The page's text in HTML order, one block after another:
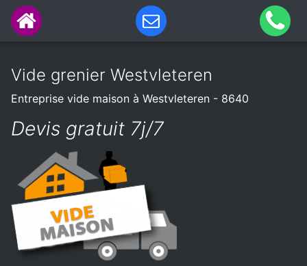
Vide grenier Westvleteren
Entreprise vide maison à Westvleteren - 8640
Devis gratuit 7j/7